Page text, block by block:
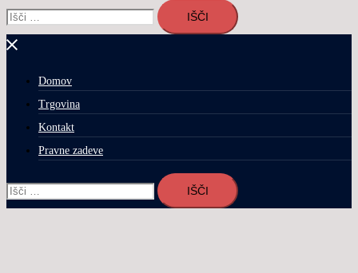
Išči:
Domov
Trgovina
Kontakt
Pravne zadeve
Išči: